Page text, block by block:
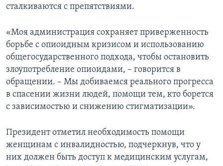
сталкиваются с препятствиями.
«Моя администрация сохраняет приверженность
борьбе с опиоидным кризисом и использованию
общегосударственного подхода, чтобы остановить
злоупотребление опиоидами, – говорится в
обращении. – Мы добиваемся реального прогресса
в спасении жизни людей, помощи тем, кто борется
с зависимостью и снижению стигматизации».
Президент отметил необходимость помощи
женщинам с инвалидностью, подчеркнув, что у
них должен быть доступ к медицинским услугам,